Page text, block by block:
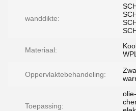
wanddikte:
Materiaal:
Oppervlaktebehandeling:
Toepassing: